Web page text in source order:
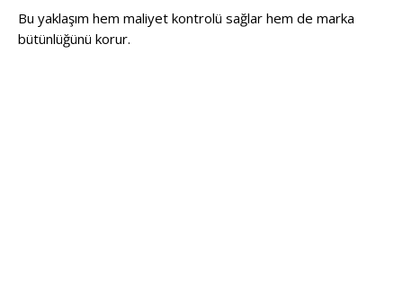
Bu yaklaşım hem maliyet kontrolü sağlar hem de marka
bütünlüğünü korur.